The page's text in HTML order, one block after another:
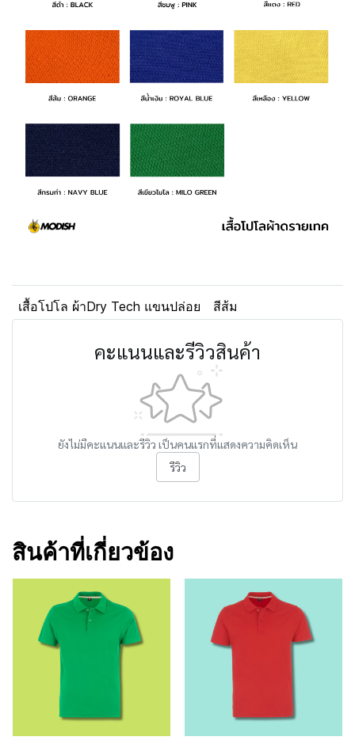
เสื้อโปโล ผ้าDry Tech แขนปล่อย สีส้ม
คะแนนและรีวิวสินค้า
ยังไม่มีคะแนนและรีวิว เป็นคนแรกที่แสดงความคิดเห็น
รีวิว
สินค้าที่เกี่ยวข้อง